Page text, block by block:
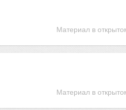
Материал в
Материал в